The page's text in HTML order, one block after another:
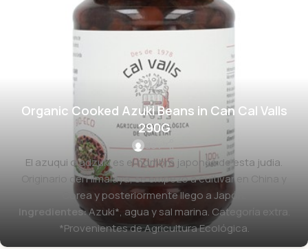
Organic Cooked Azuki Beans in Can Cal Valls
290G
dev
El azuqui o adzuki es el nombre japonés de esta judia.
Originario del Himalaya, se empezó a cultivar en China y
Corea y posteriormente llego a Japón.
Ingredientes:Azuki*, agua y sal marina. Categoría extra.
*Provenientes de Agricultura Ecológica.